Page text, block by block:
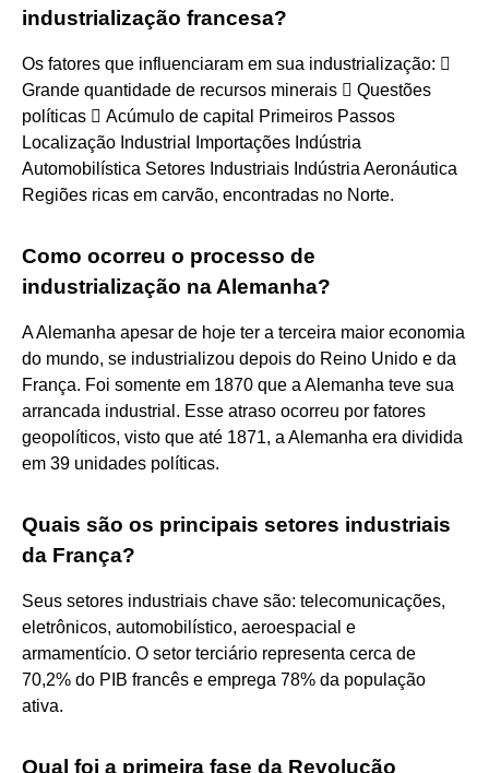
industrialização francesa?
Os fatores que influenciaram em sua industrialização: 
Grande quantidade de recursos minerais  Questões
políticas  Acúmulo de capital Primeiros Passos
Localização Industrial Importações Indústria
Automobilística Setores Industriais Indústria Aeronáutica
Regiões ricas em carvão, encontradas no Norte.
Como ocorreu o processo de
industrialização na Alemanha?
A Alemanha apesar de hoje ter a terceira maior economia
do mundo, se industrializou depois do Reino Unido e da
França. Foi somente em 1870 que a Alemanha teve sua
arrancada industrial. Esse atraso ocorreu por fatores
geopolíticos, visto que até 1871, a Alemanha era dividida
em 39 unidades políticas.
Quais são os principais setores industriais
da França?
Seus setores industriais chave são: telecomunicações,
eletrônicos, automobilístico, aeroespacial e
armamentício. O setor terciário representa cerca de
70,2% do PIB francês e emprega 78% da população
ativa.
Qual foi a primeira fase da Revolução